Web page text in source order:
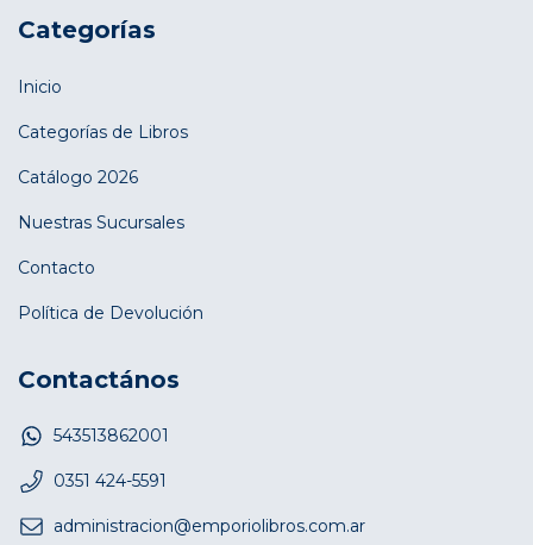
Categorías
Inicio
Categorías de Libros
Catálogo 2026
Nuestras Sucursales
Contacto
Política de Devolución
Contactános
543513862001
0351 424-5591
administracion@emporiolibros.com.ar